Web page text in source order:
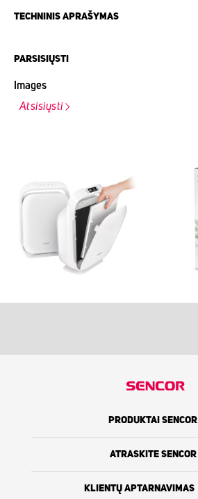
TECHNINIS APRAŠYMAS
PARSISIŲSTI
Images
Atsisiųsti
PRODUKTAI SENCOR
ATRASKITE SENCOR
KLIENTŲ APTARNAVIMAS